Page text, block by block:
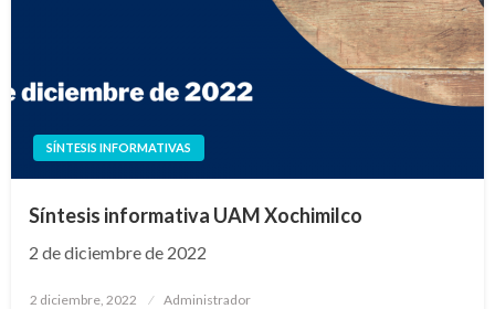
SÍNTESIS INFORMATIVAS
Síntesis informativa UAM Xochimilco
2 de diciembre de 2022
Publicado
2 diciembre, 2022 Administrador